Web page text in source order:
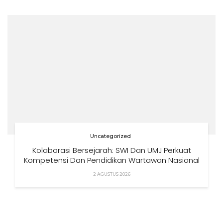
Uncategorized
Kolaborasi Bersejarah: SWI Dan UMJ Perkuat
Kompetensi Dan Pendidikan Wartawan Nasional
2 AGUSTUS 2026